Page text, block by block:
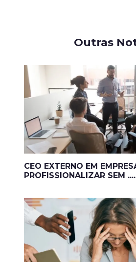
Outras
CEO EXTERNO EM
PROFISSIONALIZAR SEM ....